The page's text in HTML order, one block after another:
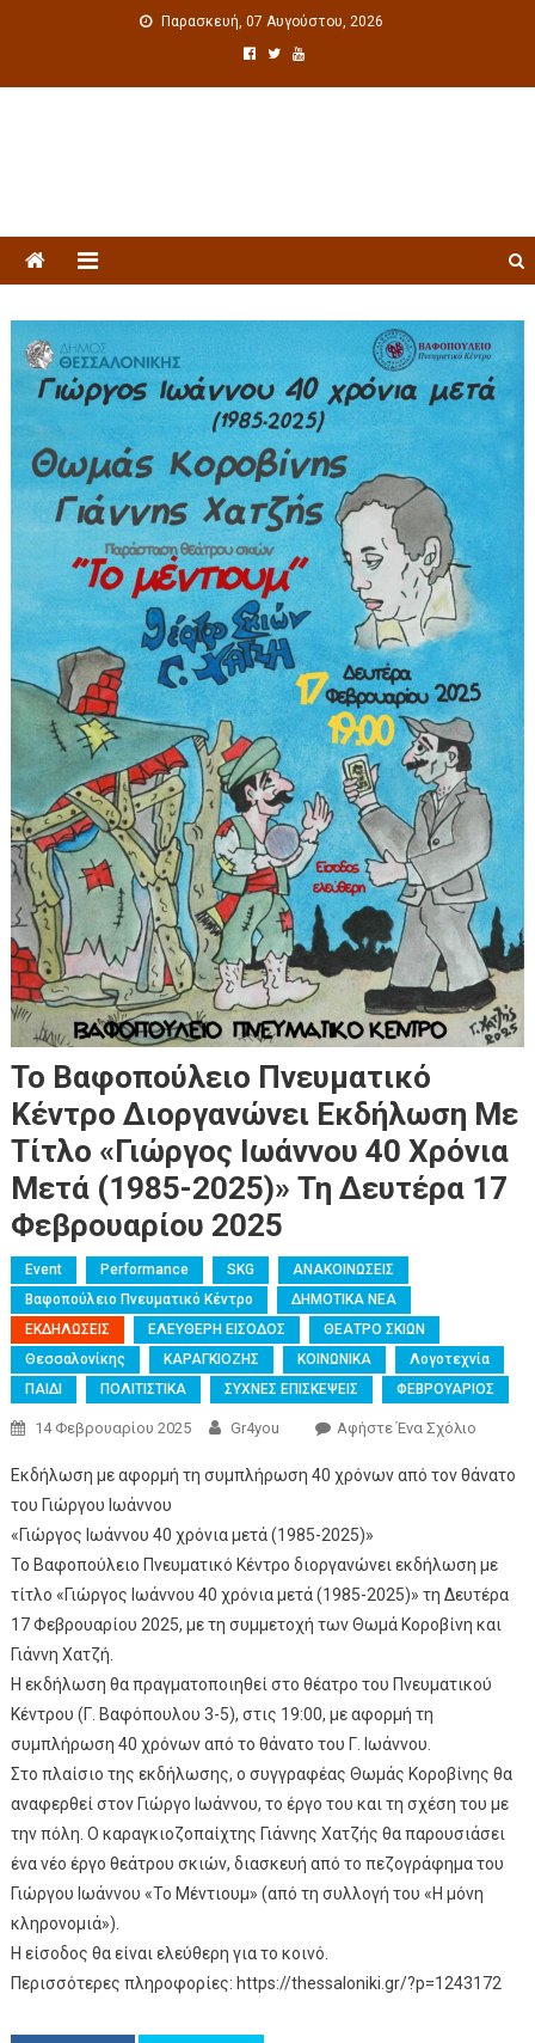
Παρασκευή, 07 Αυγούστου, 2026
Το Βαφοπούλειο Πνευματικό
Κέντρο Διοργανώνει Εκδήλωση Με
Τίτλο «Γιώργος Ιωάννου 40 Χρόνια
Μετά (1985-2025)» Τη Δευτέρα 17
Φεβρουαρίου 2025
Event Performance SKG
ΑΝΑΚΟΙΝΩΣΕΙΣ
Βαφοπούλειο Πνευματικό Κέντρο
ΔΗΜΟΤΙΚΑ ΝΕΑ
ΕΚΔΗΛΩΣΕΙΣ
ΕΛΕΥΘΕΡΗ ΕΙΣΟΔΟΣ
ΘΕΑΤΡΟ ΣΚΙΩΝ
Θεσσαλονίκης
ΚΑΡΑΓΚΙΟΖΗΣ ΚΟΙΝΩΝΙΚΑ
Λογοτεχνία
ΠΑΙΔΙ
ΠΟΛΙΤΙΣΤΙΚΑ ΣΥΧΝΕΣ ΕΠΙΣΚΕΨΕΙΣ ΦΕΒΡΟΥΑΡΙΟΣ
14 Φεβρουαρίου 2025 Gr4you Αφήστε Ένα Σχόλιο
Εκδήλωση με αφορμή τη συμπλήρωση 40 χρόνων από τον θάνατο
του Γιώργου Ιωάννου
«Γιώργος Ιωάννου 40 χρόνια μετά (1985-2025)»
Το Βαφοπούλειο Πνευματικό Κέντρο διοργανώνει εκδήλωση με
τίτλο «Γιώργος Ιωάννου 40 χρόνια μετά (1985-2025)» τη Δευτέρα
17 Φεβρουαρίου 2025, με τη συμμετοχή των Θωμά Κοροβίνη και
Γιάννη Χατζή.
Η εκδήλωση θα πραγματοποιηθεί στο θέατρο του Πνευματικού
Κέντρου (Γ. Βαφόπουλου 3-5), στις 19:00, με αφορμή τη
συμπλήρωση 40 χρόνων από το θάνατο του Γ. Ιωάννου.
Στο πλαίσιο της εκδήλωσης, ο συγγραφέας Θωμάς Κοροβίνης θα
αναφερθεί στον Γιώργο Ιωάννου, το έργο του και τη σχέση του με
την πόλη. Ο καραγκιοζοπαίχτης Γιάννης Χατζής θα παρουσιάσει
ένα νέο έργο θεάτρου σκιών, διασκευή από το πεζογράφημα του
Γιώργου Ιωάννου «Το Μέντιουμ» (από τη συλλογή του «Η μόνη
κληρονομιά»).
Η είσοδος θα είναι ελεύθερη για το κοινό.
Περισσότερες πληροφορίες: https://thessaloniki.gr/?p=1243172